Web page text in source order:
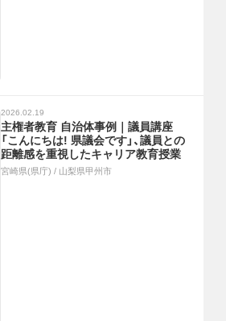
2026.02.19
主権者教育 自治体事例｜議員講座
「こんにちは! 県議会です」、議員との
距離感を重視したキャリア教育授業
宮崎県(県庁) / 山梨県甲州市